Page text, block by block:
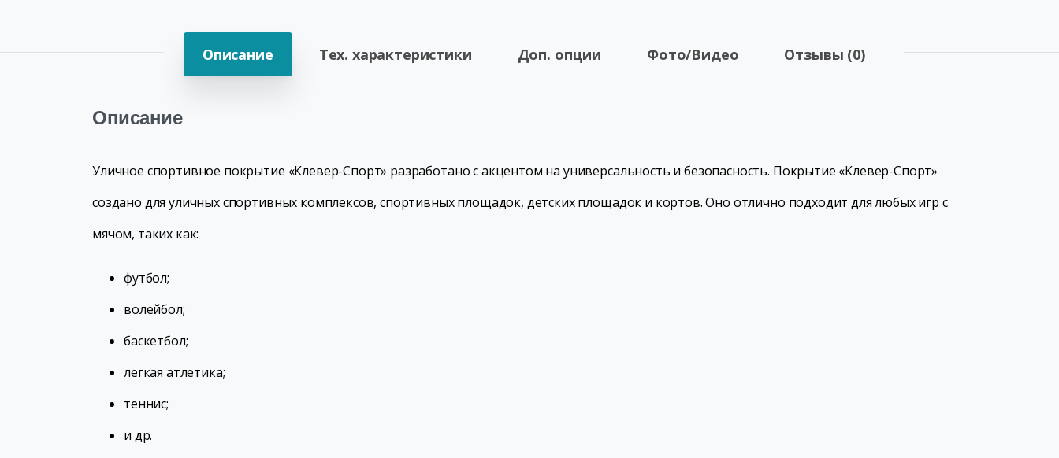
Описание Тех. характеристики Доп. опции Фото/Видео Отзывы (0)
Описание
Уличное спортивное покрытие «Клевер-Спорт» разработано с акцентом на универсальность и безопасность. Покрытие «Клевер-Спорт»
создано для уличных спортивных комплексов, спортивных площадок, детских площадок и кортов. Оно отлично подходит для любых игр с
мячом, таких как:
футбол;
волейбол;
баскетбол;
легкая атлетика;
теннис;
и др.